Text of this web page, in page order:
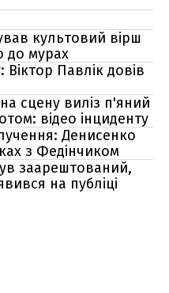
культовий вірш
до мурах
Павлік довів
сцену виліз п'яний
відео інциденту
Денисенко
з Федінчиком
заарештований,
на публіці